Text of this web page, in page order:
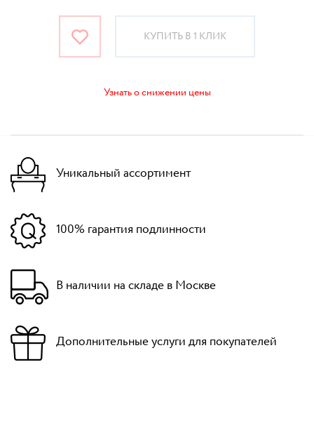
КУПИТЬ В 1 КЛИК
Узнать о снижении цены
Уникальный ассортимент
100% гарантия подлинности
В наличии на складе в Москве
Дополнительные услуги для покупателей